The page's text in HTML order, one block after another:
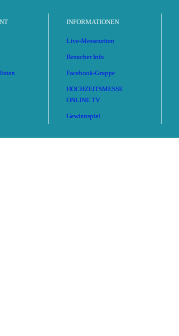
INFORMATIONEN
Live-Messezeiten
Besucher Info
Facebook-Gruppe
HOCHZEITSMESSE
ONLINE TV
Gewinnspiel
Lübeck